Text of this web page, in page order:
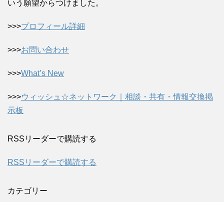
いう願望からつけました。
>>>プロフィール詳細
>>>お問い合わせ
>>>What’s New
>>>ウィッシュ☆ネットワーク｜相談・共有・情報交換掲
示板
RSSリーダーで購読する
RSSリーダーで購読する
カテゴリー